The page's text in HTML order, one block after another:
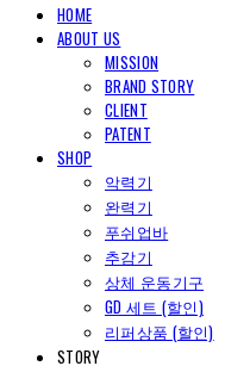
HOME
ABOUT US
MISSION
BRAND STORY
CLIENT
PATENT
SHOP
악력기
완력기
푸쉬업바
추감기
상체 운동기구
GD 세트 (할인)
리퍼상품 (할인)
STORY